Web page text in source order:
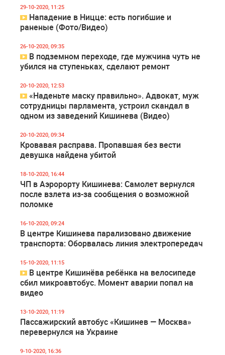
29-10-2020, 11:25
Нападение в Ницце: есть погибшие и
раненые (Фото/Видео)
26-10-2020, 09:35
В подземном переходе, где мужчина чуть не
убился на ступеньках, сделают ремонт
20-10-2020, 12:53
«Наденьте маску правильно». Адвокат, муж
сотрудницы парламента, устроил скандал в
одном из заведений Кишинева (Видео)
20-10-2020, 09:34
Кровавая расправа. Пропавшая без вести
девушка найдена убитой
18-10-2020, 16:44
ЧП в Аэророрту Кишинева: Самолет вернулся
после взлета из-за сообщения о возможной
поломке
16-10-2020, 09:24
В центре Кишинева парализовано движение
транспорта: Оборвалась линия электропередач
15-10-2020, 11:15
В центре Кишинёва ребёнка на велосипеде
сбил микроавтобус. Момент аварии попал на
видео
13-10-2020, 11:19
Пассажирский автобус «Кишинев — Москва»
перевернулся на Украине
9-10-2020, 16:36